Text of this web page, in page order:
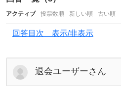
ら
4
0
アクティブ 投票数順 新しい順 古い順
回答目次 表示/非表示
退会ユーザーさん